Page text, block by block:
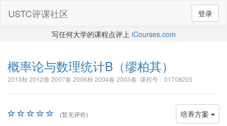
登录
USTC评课社区
写任何大学的课程点评上 iCourses.com
概率论与数理统计B （缪柏其）
2013秋 2012春 2007春 2006秋 2004春 2003春 课程号：01708205
培养方案
(暂无评价)